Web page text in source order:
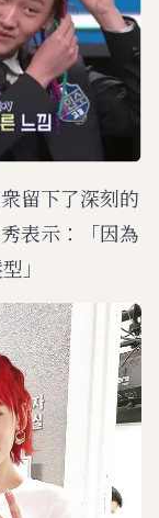
留下了深刻的
表示：「因為
」